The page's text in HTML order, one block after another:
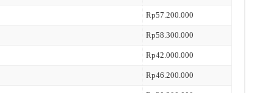
Rp57.200.000
Rp58.300.000
Rp42.000.000
Rp46.200.000